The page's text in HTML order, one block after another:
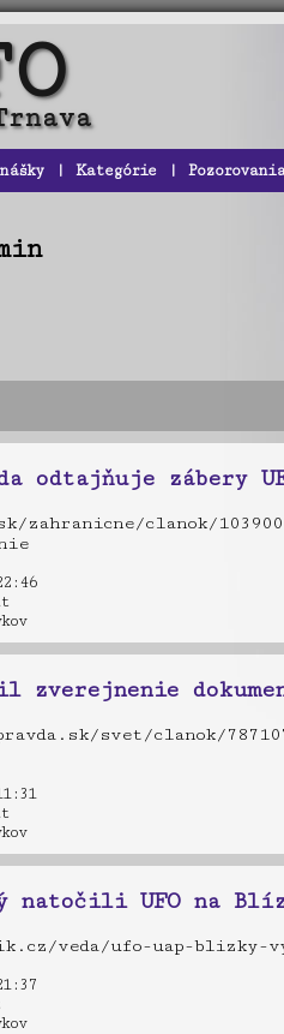
| Kategórie | Pozorovania
odtajňuje zábery
clanok/
zverejnenie
svet/clanok/
natočili UFO na
veda/ufo-uap-blizky-